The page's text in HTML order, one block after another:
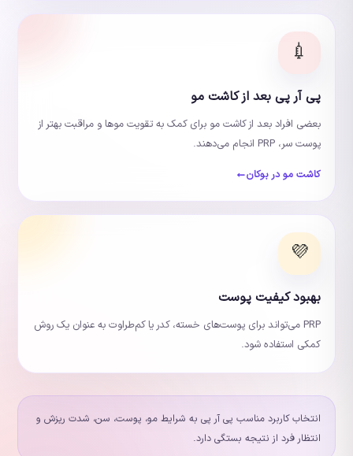
💉
پی آر پی بعد از کاشت مو
بعضی افراد بعد از کاشت مو برای کمک به تقویت موها و مراقبت بهتر از
پوست سر، PRP انجام می‌دهند.
کاشت مو در بوکان
💜
بهبود کیفیت پوست
PRP می‌تواند برای پوست‌های خسته، کدر یا کم‌طراوت به عنوان یک روش
کمکی استفاده شود.
انتخاب کاربرد مناسب پی آر پی به شرایط مو، پوست، سن، شدت ریزش و
انتظار فرد از نتیجه بستگی دارد.